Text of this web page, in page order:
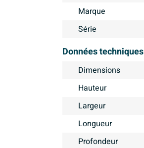
Marque
Série
Données techniques
Dimensions
Hauteur
Largeur
Longueur
Profondeur